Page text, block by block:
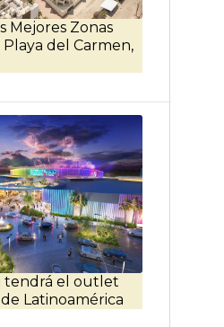
Mejores Zonas
Playa del Carmen,
tendrá el outlet
Latinoamérica